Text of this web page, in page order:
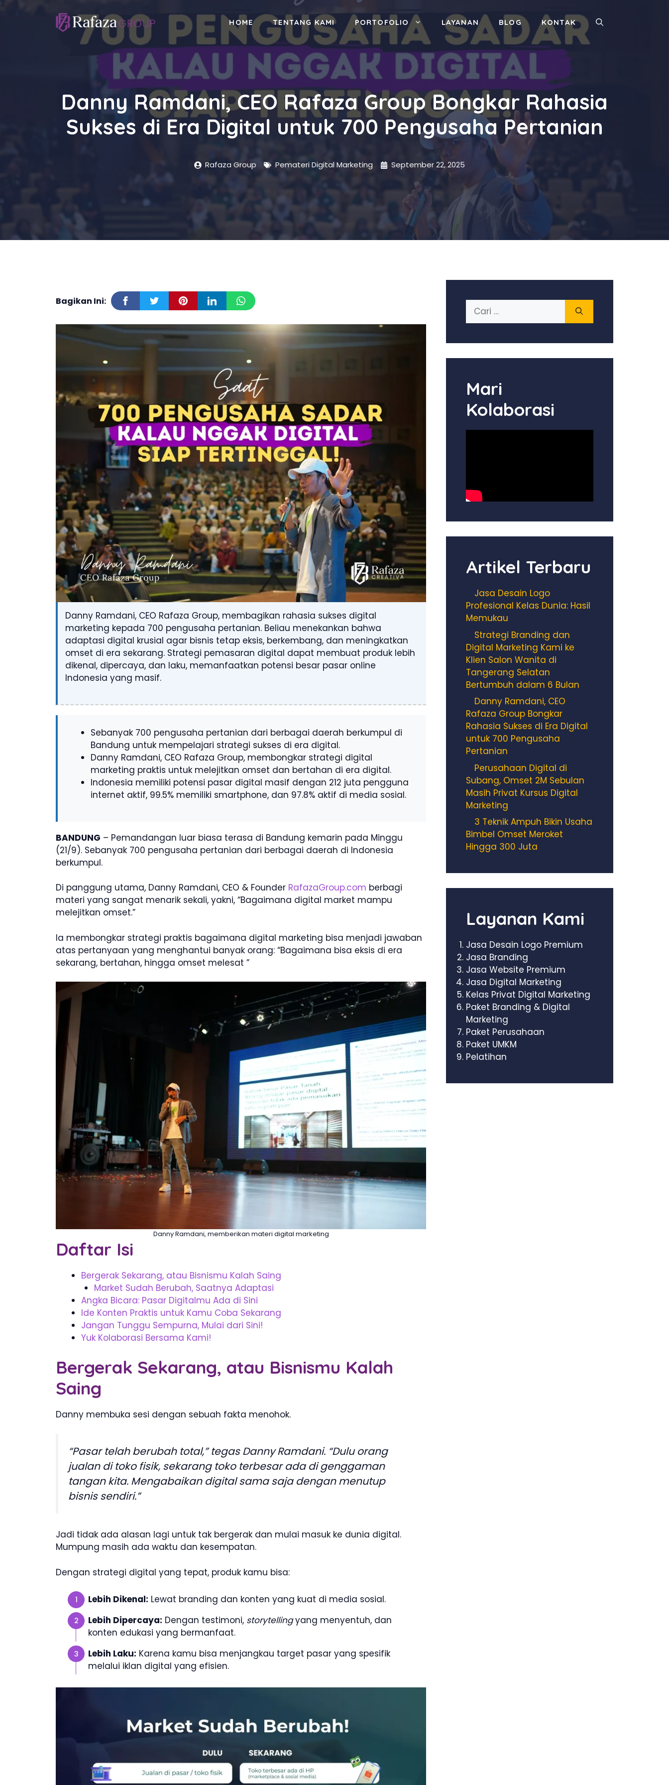
HOME TENTANG KAMI PORTOFOLIO LAYANAN BLOG KONTAK
Danny Ramdani, CEO Rafaza Group Bongkar Rahasia
Sukses di Era Digital untuk 700 Pengusaha Pertanian
Rafaza Group Pemateri Digital Marketing September 22, 2025
Bagikan Ini:
Danny Ramdani, CEO Rafaza Group, membagikan rahasia sukses digital
marketing kepada 700 pengusaha pertanian. Beliau menekankan bahwa
adaptasi digital krusial agar bisnis tetap eksis, berkembang, dan meningkatkan
omset di era sekarang. Strategi pemasaran digital dapat membuat produk lebih
dikenal, dipercaya, dan laku, memanfaatkan potensi besar pasar online
Indonesia yang masif.
Sebanyak 700 pengusaha pertanian dari berbagai daerah berkumpul di
Bandung untuk mempelajari strategi sukses di era digital.
Danny Ramdani, CEO Rafaza Group, membongkar strategi digital
marketing praktis untuk melejitkan omset dan bertahan di era digital.
Indonesia memiliki potensi pasar digital masif dengan 212 juta pengguna
internet aktif, 99.5% memiliki smartphone, dan 97.8% aktif di media sosial.
BANDUNG – Pemandangan luar biasa terasa di Bandung kemarin pada Minggu
(21/9). Sebanyak 700 pengusaha pertanian dari berbagai daerah di Indonesia
berkumpul.
Di panggung utama, Danny Ramdani, CEO & Founder RafazaGroup.com berbagi
materi yang sangat menarik sekali, yakni, “Bagaimana digital market mampu
melejitkan omset.”
Ia membongkar strategi praktis bagaimana digital marketing bisa menjadi jawaban
atas pertanyaan yang menghantui banyak orang: “Bagaimana bisa eksis di era
sekarang, bertahan, hingga omset melesat ”
Danny Ramdani, memberikan materi digital marketing
Daftar Isi
Bergerak Sekarang, atau Bisnismu Kalah Saing
Market Sudah Berubah, Saatnya Adaptasi
Angka Bicara: Pasar Digitalmu Ada di Sini
Ide Konten Praktis untuk Kamu Coba Sekarang
Jangan Tunggu Sempurna, Mulai dari Sini!
Yuk Kolaborasi Bersama Kami!
Bergerak Sekarang, atau Bisnismu Kalah
Saing
Danny membuka sesi dengan sebuah fakta menohok.
“Pasar telah berubah total,” tegas Danny Ramdani. “Dulu orang
jualan di toko fisik, sekarang toko terbesar ada di genggaman
tangan kita. Mengabaikan digital sama saja dengan menutup
bisnis sendiri.”
Jadi tidak ada alasan lagi untuk tak bergerak dan mulai masuk ke dunia digital.
Mumpung masih ada waktu dan kesempatan.
Dengan strategi digital yang tepat, produk kamu bisa:
Lebih Dikenal: Lewat branding dan konten yang kuat di media sosial.
Lebih Dipercaya: Dengan testimoni, storytellingyang menyentuh, dan
konten edukasi yang bermanfaat.
Lebih Laku: Karena kamu bisa menjangkau target pasar yang spesifik
melalui iklan digital yang efisien.
Cari
untuk:
Mari
Kolaborasi
Artikel Terbaru
Jasa Desain Logo
Profesional Kelas Dunia: Hasil
Memukau
Strategi Branding dan
Digital Marketing Kami ke
Klien Salon Wanita di
Tangerang Selatan
Bertumbuh dalam 6 Bulan
Danny Ramdani, CEO
Rafaza Group Bongkar
Rahasia Sukses di Era Digital
untuk 700 Pengusaha
Pertanian
Perusahaan Digital di
Subang, Omset 2M Sebulan
Masih Privat Kursus Digital
Marketing
3 Teknik Ampuh Bikin Usaha
Bimbel Omset Meroket
Hingga 300 Juta
Layanan Kami
Jasa Desain Logo Premium
Jasa Branding
Jasa Website Premium
Jasa Digital Marketing
Kelas Privat Digital Marketing
Paket Branding & Digital
Marketing
Paket Perusahaan
Paket UMKM
Pelatihan